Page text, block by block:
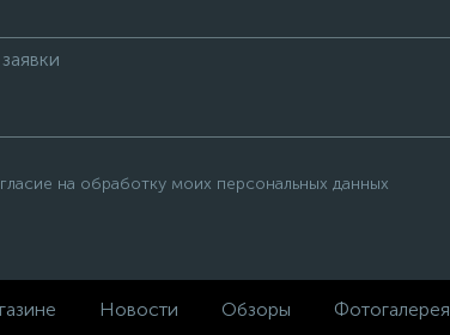
на обработку моих персональных данных
Новости Обзоры Фотогалерея